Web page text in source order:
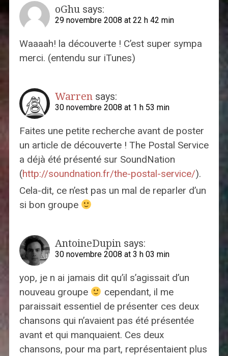
oGhu says:
29 novembre 2008 at 22 h 42 min
Waaaah! la découverte ! C’est super sympa
merci. (entendu sur iTunes)
Warren says:
30 novembre 2008 at 1 h 53 min
Faites une petite recherche avant de poster
un article de découverte ! The Postal Service
a déjà été présenté sur SoundNation
(http://soundnation.fr/the-postal-service/).
Cela-dit, ce n’est pas un mal de reparler d’un
si bon groupe
AntoineDupin says:
30 novembre 2008 at 3 h 03 min
yop, je n ai jamais dit qu’il s’agissait d’un
nouveau groupe
cependant, il me
paraissait essentiel de présenter ces deux
chansons qui n’avaient pas été présentée
avant et qui manquaient. Ces deux
chansons, pour ma part, représentaient plus